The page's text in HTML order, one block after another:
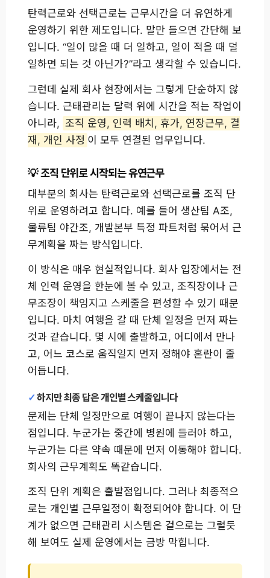
탄력근로와 선택근로는 근무시간을 더 유연하게
운영하기 위한 제도입니다. 말만 들으면 간단해 보
입니다. “일이 많을 때 더 일하고, 일이 적을 때 덜
일하면 되는 것 아닌가?”라고 생각할 수 있습니다.
그런데 실제 회사 현장에서는 그렇게 단순하지 않
습니다. 근태관리는 달력 위에 시간을 적는 작업이
아니라, 조직 운영, 인력 배치, 휴가, 연장근무, 결
재, 개인 사정 이 모두 연결된 업무입니다.
조직 단위로 시작되는 유연근무
대부분의 회사는 탄력근로와 선택근로를 조직 단
위로 운영하려고 합니다. 예를 들어 생산팀 A조,
물류팀 야간조, 개발본부 특정 파트처럼 묶어서 근
무계획을 짜는 방식입니다.
이 방식은 매우 현실적입니다. 회사 입장에서는 전
체 인력 운영을 한눈에 볼 수 있고, 조직장이나 근
무조장이 책임지고 스케줄을 편성할 수 있기 때문
입니다. 마치 여행을 갈 때 단체 일정을 먼저 짜는
것과 같습니다. 몇 시에 출발하고, 어디에서 만나
고, 어느 코스로 움직일지 먼저 정해야 혼란이 줄
어듭니다.
하지만 최종 답은 개인별 스케줄입니다
문제는 단체 일정만으로 여행이 끝나지 않는다는
점입니다. 누군가는 중간에 병원에 들러야 하고,
누군가는 다른 약속 때문에 먼저 이동해야 합니다.
회사의 근무계획도 똑같습니다.
조직 단위 계획은 출발점입니다. 그러나 최종적으
로는 개인별 근무일정이 확정되어야 합니다. 이 단
계가 없으면 근태관리 시스템은 겉으로는 그럴듯
해 보여도 실제 운영에서는 금방 막힙니다.